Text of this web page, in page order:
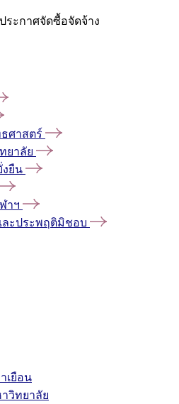
ประกาศจัดซื้อจัดจ้าง
ศาสตร์
ยาลัย
งยืน
าฯ
ละประพฤติมิชอบ
เยือน
วิทยาลัย